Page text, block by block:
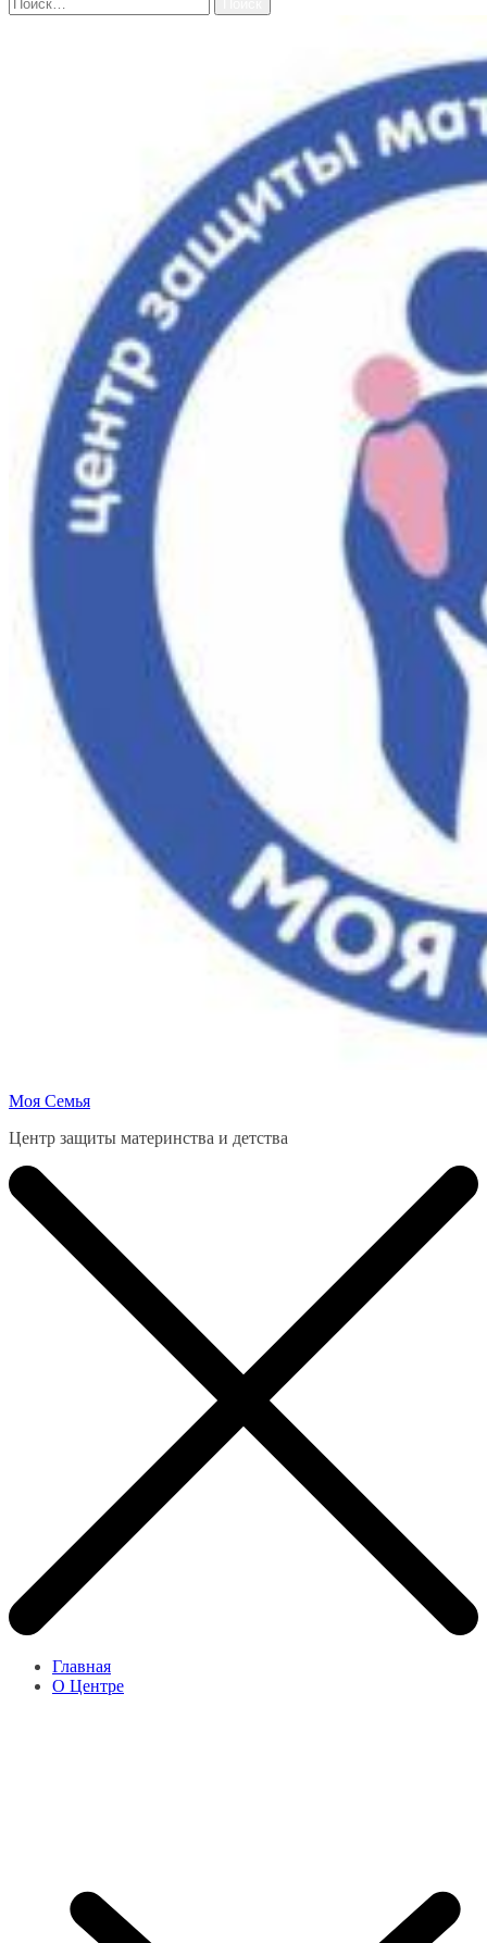
Моя Семья
Центр защиты материнства и детства
Главная
О Центре